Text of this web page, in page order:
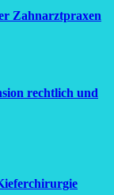
Zahnarztpraxen
rechtlich und